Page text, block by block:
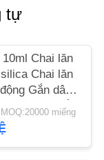
tự
10ml Chai lăn
Chai lăn
Gắn dây
sử dụng Nắp
vệ cho chai
miếng